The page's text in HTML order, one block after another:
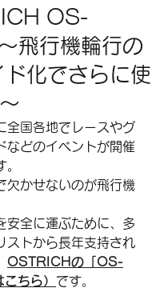
OS-
飛行機輪行の
ド化でさらに使
全国各地でレースやグ
などのイベントが開催
欠かせないのが飛行機
安全に運ぶために、多
ストから長年支持され
OSTRICHの「OS-
ちら） です。